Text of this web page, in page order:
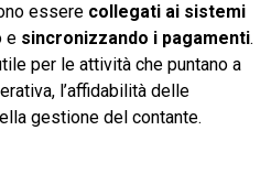
essere collegati ai sistemi
e sincronizzando i pagamenti.
per le attività che puntano a
l’affidabilità delle
gestione del contante.